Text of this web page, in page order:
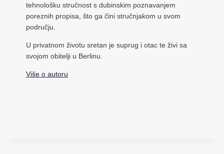
tehnološku stručnost s dubinskim poznavanjem
poreznih propisa, što ga čini stručnjakom u svom
području.
U privatnom životu sretan je suprug i otac te živi sa
svojom obitelji u Berlinu.
Više o autoru